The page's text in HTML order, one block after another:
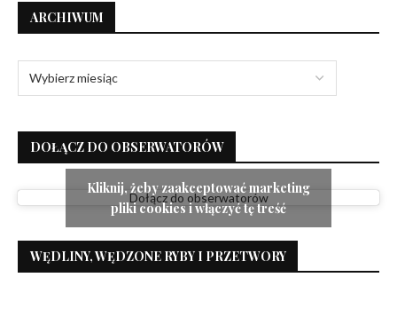
ARCHIWUM
DOŁĄCZ DO OBSERWATORÓW
Dołącz do obserwatorów
Kliknij, żeby zaakceptować marketing
pliki cookies i włączyć tę treść
WĘDLINY, WĘDZONE RYBY I PRZETWORY